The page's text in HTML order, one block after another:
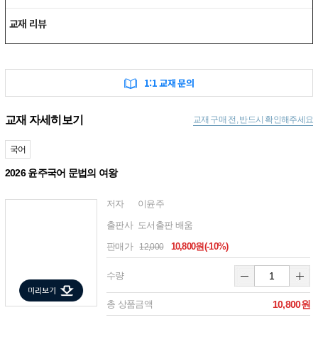
교재 리뷰
1:1 교재 문의
교재 자세히보기 교재 구매 전, 반드시 확인해주세요
국어
2026 윤주국어 문법의 여왕
저자 이윤주
출판사 도서출판 배움
판매가 12,000 10,800원(-10%)
수량
총 상품금액 10,800원